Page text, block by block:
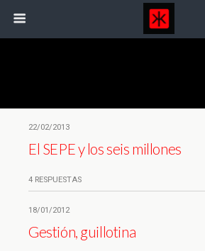
22/02/2013
El SEPE y los seis millones
4 RESPUESTAS
18/01/2012
Gestión, guillotina